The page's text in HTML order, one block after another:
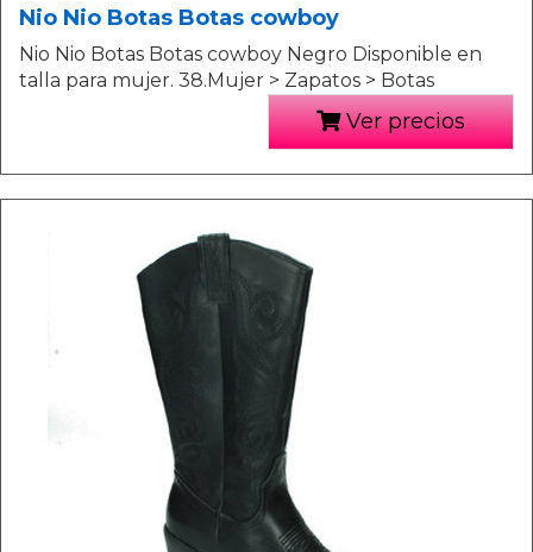
Nio Nio Botas Botas cowboy
Nio Nio Botas Botas cowboy Negro Disponible en
talla para mujer. 38.Mujer > Zapatos > Botas
Ver precios